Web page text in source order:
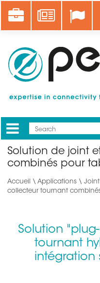
au
contenu
Career News
Mobile
Main
menu
Solution de joint
combinés pour
Accueil \ Applications \
collecteur tournant
Solution
tournant
intégration